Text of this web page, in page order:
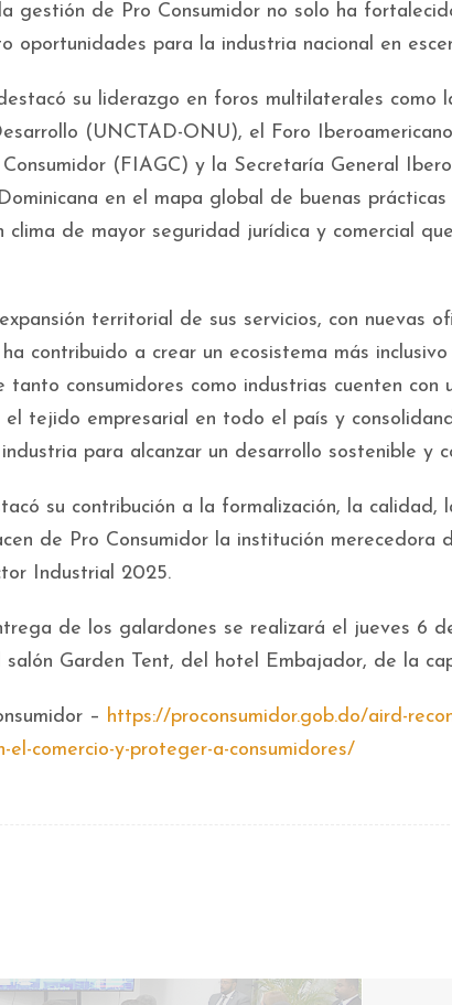
gestión de Pro Consumidor no solo ha
oportunidades para la industria nacional en
su liderazgo en foros multilaterales como
(UNCTAD-ONU), el Foro
(FIAGC) y la Secretaría General
en el mapa global de buenas
clima de mayor seguridad jurídica y comercial
territorial de sus servicios, con nuevas
contribuido a crear un ecosistema más
tanto consumidores como industrias cuenten con
tejido empresarial en todo el país y
para alcanzar un desarrollo sostenible y
su contribución a la formalización, la calidad,
de Pro Consumidor la institución
Industrial 2025.
de los galardones se realizará el jueves 6
salón Garden Tent, del hotel Embajador, de la
– https://proconsumidor.gob.do/aird-
el-comercio-y-proteger-a-consumidores/